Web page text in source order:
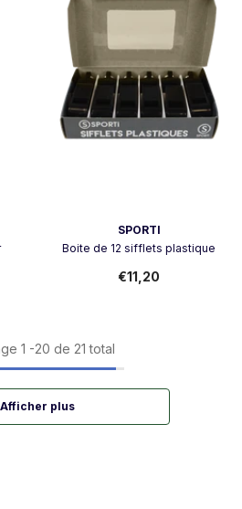
SPORTI
Boite de 12 sifflets plastique
€11,20
1 -20 de 21 total
Afficher plus